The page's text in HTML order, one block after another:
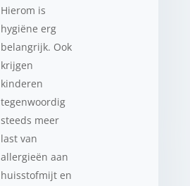
Hierom is
hygiëne erg
belangrijk. Ook
krijgen
kinderen
tegenwoordig
steeds meer
last van
allergieën aan
huisstofmijt en